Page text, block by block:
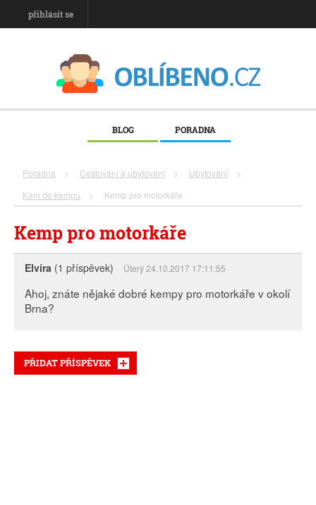
přihlásit se
BLOG PORADNA
Poradna > Cestování a ubytování > Ubytování
>
Kam do kempu
> Kemp pro motorkáře
Kemp pro motorkáře
Elvíra (1 příspěvek) Úterý 24.10.2017 17:11:55
Ahoj, znáte nějaké dobré kempy pro motorkáře v okolí
Brna?
PŘIDAT PŘÍSPĚVEK